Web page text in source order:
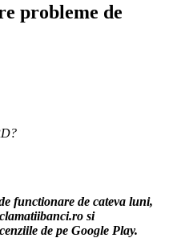
probleme de
functionare de cateva luni,
si
de pe Google Play.